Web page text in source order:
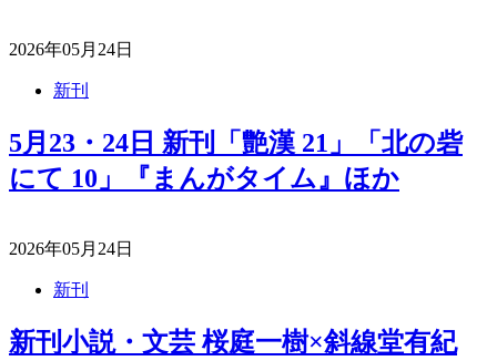
2026年05月24日
新刊
5月23・24日 新刊「艶漢 21」「北の砦
にて 10」『まんがタイム』ほか
2026年05月24日
新刊
新刊小説・文芸 桜庭一樹×斜線堂有紀